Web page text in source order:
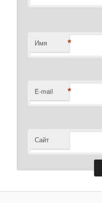
Имя *
E-mail *
Сайт